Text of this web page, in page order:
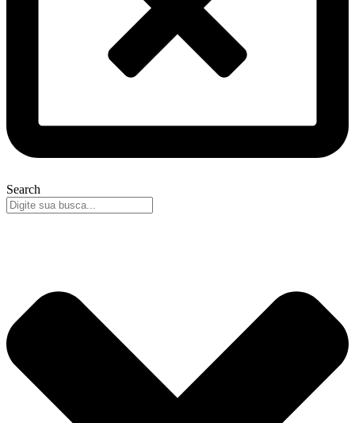
Search